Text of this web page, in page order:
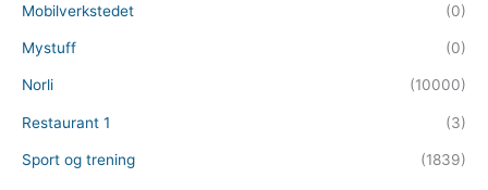
Mobilverkstedet (0)
Mystuff (0)
Norli (10000)
Restaurant 1 (3)
Sport og trening (1839)